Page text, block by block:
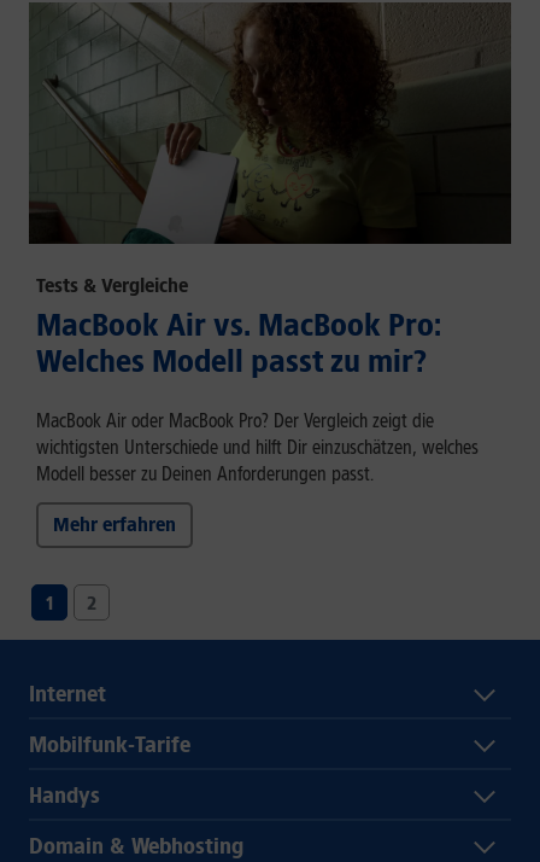
Tests & Vergleiche
MacBook Air vs. MacBook Pro:
Welches Modell passt zu mir?
MacBook Air oder MacBook Pro? Der Vergleich zeigt die
wichtigsten Unterschiede und hilft Dir einzuschätzen, welches
Modell besser zu Deinen Anforderungen passt.
Mehr erfahren
1 2
Internet
Mobilfunk-Tarife
Handys
Domain & Webhosting